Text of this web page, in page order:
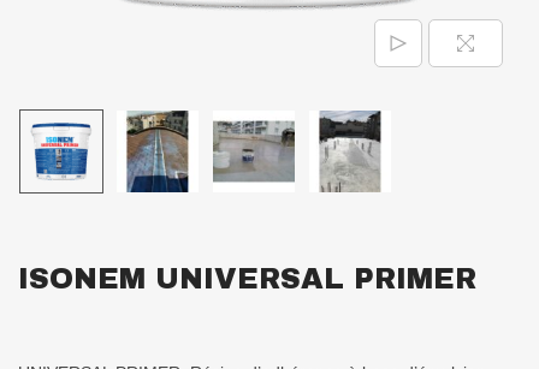
ISONEM UNIVERSAL PRIMER